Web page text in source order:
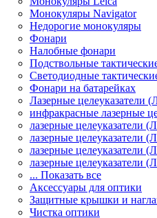
Монокуляры Navigator
Недорогие монокуляры
Фонари
Налобные фонари
Подствольные
Светодиодные
Фонари на батарейках
Лазерные целеуказатели
инфракрасные лазерные
лазерные целеуказатели
лазерные целеуказатели
лазерные целеуказатели
лазерные целеуказатели
... Показать все
Аксессуары для оптики
Защитные крышки и
Чистка оптики